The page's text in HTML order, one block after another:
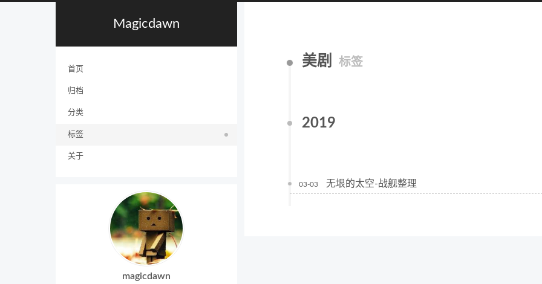
Magicdawn
首页
归档
分类
标签
关于
美剧 标签
2019
03-03 无垠的太空-战舰整理
magicdawn